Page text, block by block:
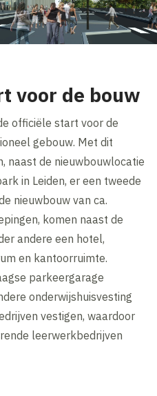
voor de bouw
officiële start voor de
gebouw. Met dit
naast de nieuwbouwlocatie
in Leiden, er een tweede
nieuwbouw van ca.
komen naast de
andere een hotel,
en kantoorruimte.
parkeergarage
onderwijshuisvesting
vestigen, waardoor
leerwerkbedrijven